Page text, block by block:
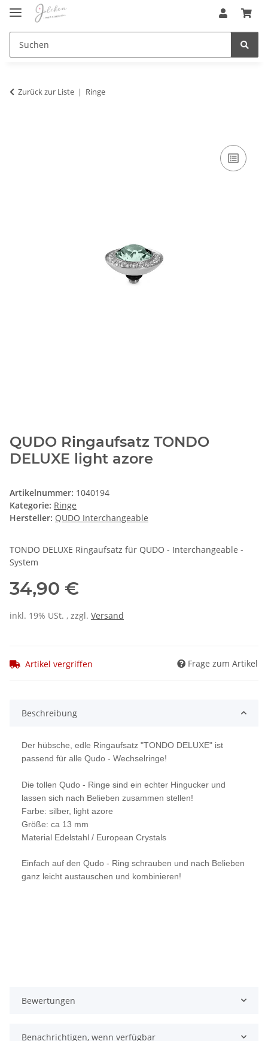
Zurück zur Liste Ringe
QUDO Ringaufsatz TONDO
DELUXE light azore
Artikelnummer: 1040194
Kategorie: Ringe
Hersteller: QUDO Interchangeable
TONDO DELUXE Ringaufsatz für QUDO - Interchangeable -
System
34,90 €
inkl. 19% USt. , zzgl. Versand
Artikel vergriffen Frage zum Artikel
Beschreibung
Der hübsche, edle Ringaufsatz "TONDO DELUXE" ist
passend für alle Qudo - Wechselringe!
Die tollen Qudo - Ringe sind ein echter Hingucker und
lassen sich nach Belieben zusammen stellen!
Farbe: silber, light azore
Größe: ca 13 mm
Material Edelstahl / European Crystals
Einfach auf den Qudo - Ring schrauben und nach Belieben
ganz leicht austauschen und kombinieren!
Bewertungen
Benachrichtigen, wenn verfügbar